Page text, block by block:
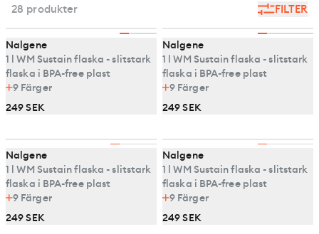
FILTER
28 produkter
Nalgene
1 l WM Sustain flaska - slitstark
flaska i BPA-free plast
9 Färger
249 SEK
Nalgene
1 l WM Sustain flaska - slitstark
flaska i BPA-free plast
9 Färger
249 SEK
Nalgene
1 l WM Sustain flaska - slitstark
flaska i BPA-free plast
9 Färger
249 SEK
Nalgene
1 l WM Sustain flaska - slitstark
flaska i BPA-free plast
9 Färger
249 SEK